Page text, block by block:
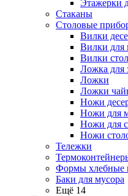
Этажерки
Стаканы
Столовые
Вилки
Вилки для
Вилки
Ложка для
Ложки
Ложки
Ножи
Ножи для
Ножи для
Ножи
Тележки
Формы хлебные
Баки для мусора
Ещё 14